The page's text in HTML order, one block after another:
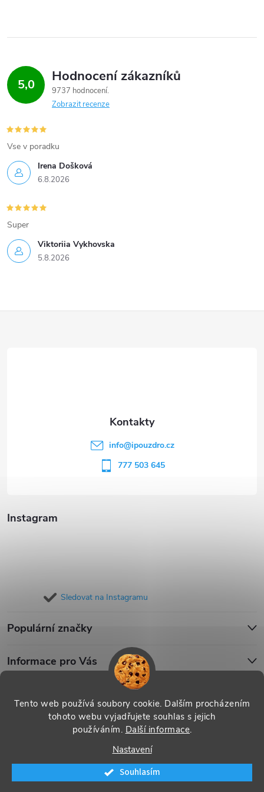
Tento web používá soubory cookie. Dalším procházením
tohoto webu vyjadřujete souhlas s jejich
používáním. Další informace.
Nastavení
Souhlasím
5,0 Hodnocení zákazníků
9737 hodnocení
Zobrazit recenze
Irena Došková
6.8.2026
Vse v poradku
Viktoriia Vykhovska
5.8.2026
Super
Instagram
Sledovat na Instagramu
Populární značky
Informace pro Vás
info@ipouzdro.cz
777 503 645
Vytvořil Shoptet
Copyright 2026 . Všechna práva vyhrazena.
nastavení cookies